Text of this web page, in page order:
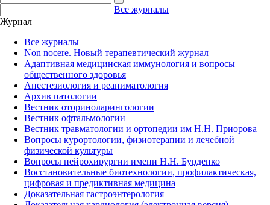
Все журналы
Журнал
Все журналы
Non nocere. Новый терапевтический журнал
Адаптивная медицинская иммунология и вопросы
общественного здоровья
Анестезиология и реаниматология
Архив патологии
Вестник оториноларингологии
Вестник офтальмологии
Вестник травматологии и ортопедии им Н.Н. Приорова
Вопросы курортологии, физиотерапии и лечебной
физической культуры
Вопросы нейрохирургии имени Н.Н. Бурденко
Восстановительные биотехнологии, профилактическая,
цифровая и предиктивная медицина
Доказательная гастроэнтерология